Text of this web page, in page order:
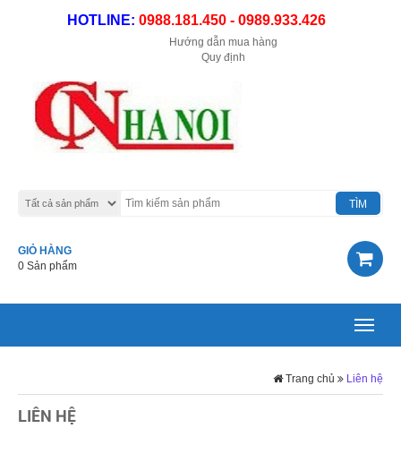
HOTLINE: 0988.181.450 - 0989.933.426
Hướng dẫn mua hàng
Quy định
GIỎ HÀNG
0 Sản phẩm
Toggle
Trang chủ Liên hệ
LIÊN HỆ